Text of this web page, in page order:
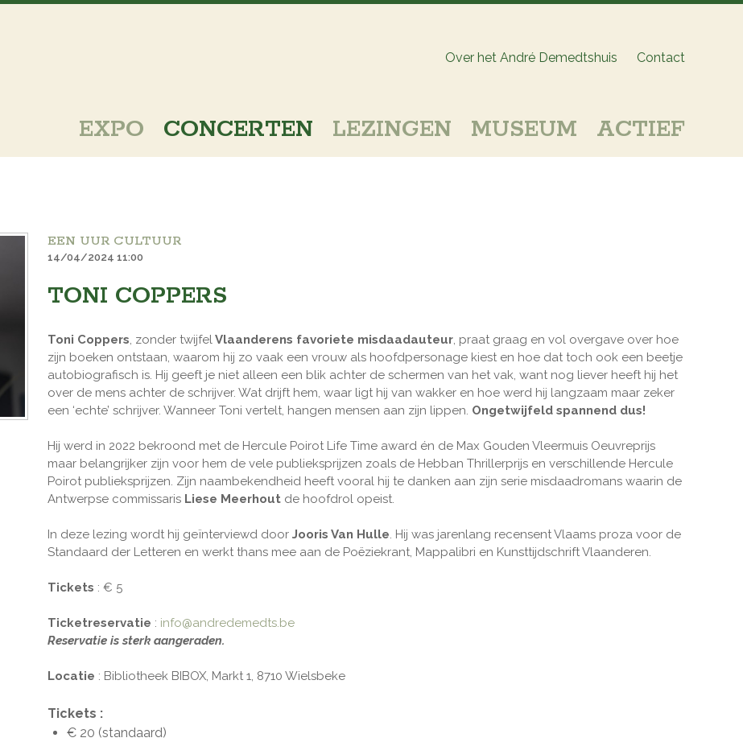
Over het André Demedtshuis Contact
EXPO CONCERTEN LEZINGEN MUSEUM ACTIEF
EEN UUR CULTUUR
14/04/2024 11:00
TONI COPPERS
Toni Coppers, zonder twijfelVlaanderens favoriete misdaadauteur, praat graag en vol overgave over hoe
zijn boeken ontstaan, waarom hij zo vaak een vrouw als hoofdpersonage kiest en hoe dat toch ook een beetje
autobiografisch is. Hij geeft je niet alleen een blik achter de schermen van het vak, want nog liever heeft hij het
over de mens achter de schrijver. Wat drijft hem, waar ligt hij van wakker en hoe werd hij langzaam maar zeker
een ‘echte’ schrijver. Wanneer Toni vertelt, hangen mensen aan zijn lippen. Ongetwijfeld spannend dus!
Hij werd in 2022 bekroond met de Hercule Poirot Life Time award én de Max Gouden Vleermuis Oeuvreprijs
maar belangrijker zijn voor hem de vele publieksprijzen zoals de Hebban Thrillerprijs en verschillende Hercule
Poirot publieksprijzen. Zijn naambekendheid heeft vooral hij te danken aan zijn serie misdaadromans waarin de
Antwerpse commissaris Liese Meerhout de hoofdrol opeist.
In deze lezing wordt hij geïnterviewd door Jooris Van Hulle. Hij was jarenlang recensent Vlaams proza voor de
Standaard der Letteren en werkt thans mee aan de Poëziekrant, Mappalibri en Kunsttijdschrift Vlaanderen.
Tickets : € 5
Ticketreservatie : info@andredemedts.be
Reservatie is sterk aangeraden.
Locatie : Bibliotheek BIBOX, Markt 1, 8710 Wielsbeke
Tickets :
€ 20 (standaard)